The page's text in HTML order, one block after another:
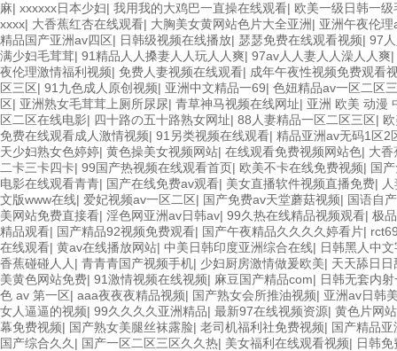
麻| xxxxxx日本少妇| 我用我的大鸡巴一直操在线观看| 欧美一级日韩一级
xxxx| 大香蕉红杏在线观看| 大胸美女黄网站色片大全亚洲| 亚洲午夜伦理
精品国产亚洲av四区| 日韩级视频在线播放| 瑟瑟免费在线观看视频| 97
满少妇毛茸茸| 91精品人人搡妻人人玩人人爽| 97av人人妻人人澡人人爽|
夜伦理激情福利视频| 免费人妻视频在线观看| 成年午夜性视频免费观看
区三区| 91九色成人原创视频| 亚洲中文精品一69| 色妞精品av一区二区
区| 亚洲熟女毛茸茸上厕所尿尿| 青草神马视频在线网址| 亚洲 欧美 动漫
区二区在线电影| 四十路の五十路熟女网址| 88人妻精品一区二区三区|
免费在线观看成人激情视频| 91另类视频在线观看| 精品亚洲av无码1区2
天少妇熟女色婷婷| 黄色操美女视频网站| 在线观看免费视频网站色| 大香
二卡三卡四卡| 99国产热视频在线观看首页| 欧美不卡在线免费视频| 国
电影在线观看青青| 国产在线免费av观看| 美女直播软件视频直播免费|
文版www在线| 爱妃视频av一区二区| 国产免费av天堂蘑菇视频| 国语自
美网站免费直接看| 淫色网亚洲av日韩av| 99久热在线精品视频观看| 极
精品观看| 国产精品92视频免费观看| 国产午夜精品久久久久婷看片|
在线观看| 黄av在线播放网站| 中美日韩印度亚洲综合在线| 日韩黑人中
香蕉碰碰人人 | 青青青国产视频手机| 少妇厨房激情做爰欧美| 天天舔日
美黄色网站免费| 91激情视频在线视频| 麻豆国产精品com| 日韩无套内
色 av 第一区| aaa夜夜夜精品视频| 国产熟女会所推油视频| 亚洲av日韩
女人逼逼的视频| 99久久久久亚洲精品| 最新97在线视频资源| 黄色片网
幕免费视频| 国产熟女美腿丝袜露脸| 老司机福利社免费视频| 国产精品
国产综合久久 | 国产一区二区三区久久热| 美女福利在线观看视频| 日韩